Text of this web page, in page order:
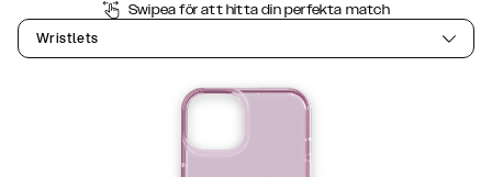
Swipea för att hitta din perfekta match
Wristlets